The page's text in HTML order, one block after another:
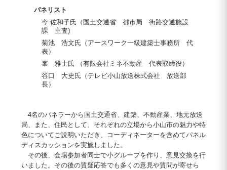
パネリスト
今 佐和子氏（国土交通省 都市局 街路交通施設
課 主査)
菊池 浩文氏（アースワーク一級建築士事務所 代
表）
峯 雅士氏 （有限会社ミネ不動産 代表取締役）
谷口 大史氏（テレビ小山放送株式会社 放送部
長）
4名のパネラーから国土交通省、建築、不動産業、地元放送
局、また、住民として、それぞれの立場から小山市の魅力や特
色についてご説明いただき、コーディネーターを含めてパネル
ディスカッションを実施しました。
その後、会場参加者同士で小グループを作り、意見交換を行
いました。その後の質疑応答でも多くの意見や質問が寄せら